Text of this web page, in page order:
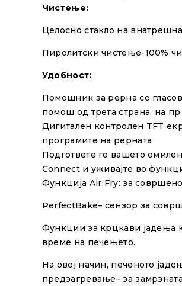
Чистење:
Целосно стакло на
Пиролитски чистење-100%
Удобност:
Помошник за рерна со
помош од трета страна, на
Дигитален контролен TFT
програмите на рерната
Подгответе го вашето
Connect и уживајте во
Функција Air Fry: за
PerfectBake– сензор за
Функции за крцкави јадења
време на печењето.
На овој начин, печеното
предзагревање– за